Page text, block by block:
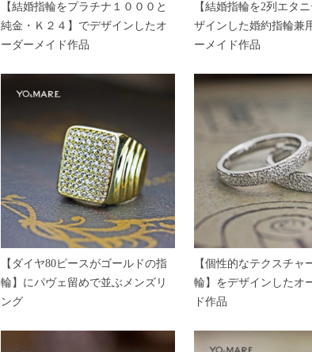
【結婚指輪をプラチナ１０００と
純金・Ｋ２４】でデザインしたオ
ーダーメイド作品
【結婚指輪を2列エタ
ザインした婚約指輪兼
ーメイド作品
【ダイヤ80ピースがゴールドの指
輪】にパヴェ留めで並ぶメンズリ
ング
【個性的なテクスチャ
輪】をデザインしたオ
ド作品